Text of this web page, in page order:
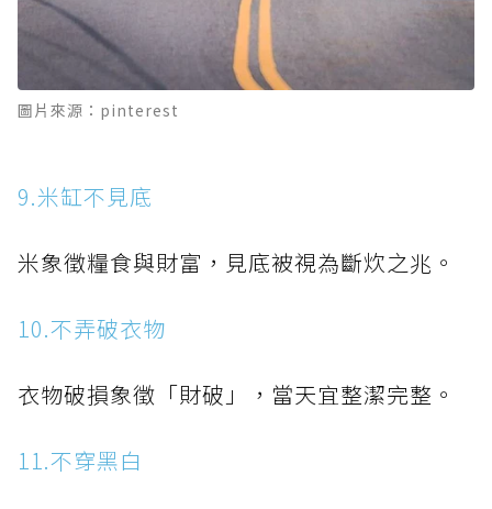
圖片來源：pinterest
9.米缸不見底
米象徵糧食與財富，見底被視為斷炊之兆。
10.不弄破衣物
衣物破損象徵「財破」，當天宜整潔完整。
11.不穿黑白